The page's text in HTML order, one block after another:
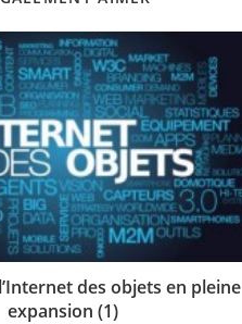
des objets en pleine
expansion (1)